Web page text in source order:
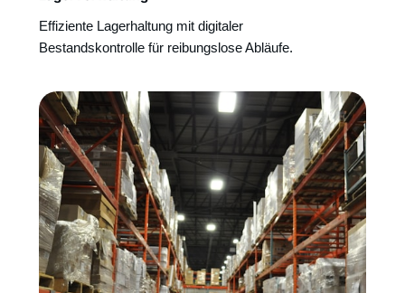
Effiziente Lagerhaltung mit digitaler
Bestandskontrolle für reibungslose Abläufe.